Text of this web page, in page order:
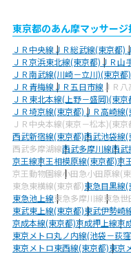
東京都のあん摩マッサー
ＪＲ中央線ＪＲ総武線(東京都)
ＪＲ京浜東北線(東京都)ＪＲ山
ＪＲ南武線(川崎－立川)(東京都)
ＪＲ青梅線ＪＲ五日市線 ＪＲ
ＪＲ東北本線(上野－盛岡)(東京
ＪＲ埼京線(東京都)ＪＲ高崎線(
ＪＲ中央本線(東京－松本)(東京
西武新宿線(東京都)西武池袋線(
西武多摩湖線西武多摩川線西武
京王線京王相模原線(東京都)京
京王動物園線小田急小田原線(
東急東横線(東京都)東急目黒線(
東急池上線東急多摩川線東急世
東武東上線(東京都)東武伊勢崎
京成本線(東京都)京成押上線京
東京メトロ丸ノ内線(池袋－荻
東京メトロ東西線(東京都)東京